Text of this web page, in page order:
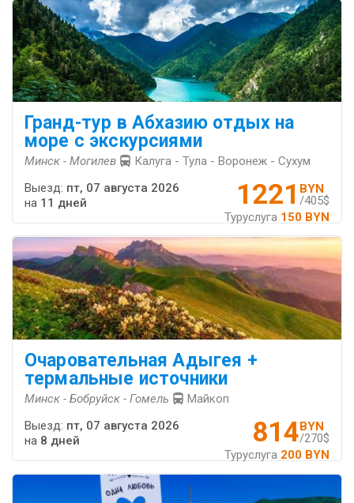
Гранд-тур в Абхазию отдых на
море с экскурсиями
Минск - Могилев Калуга - Тула - Воронеж - Сухум
1221 BYN
/405$
Туруслуга 150 BYN
Выезд: пт, 07 августа 2026
на 11 дней
Очаровательная Адыгея +
термальные источники
Минск - Бобруйск - Гомель Майкоп
814BYN
/270$
Туруслуга 200 BYN
Выезд: пт, 07 августа 2026
на 8 дней